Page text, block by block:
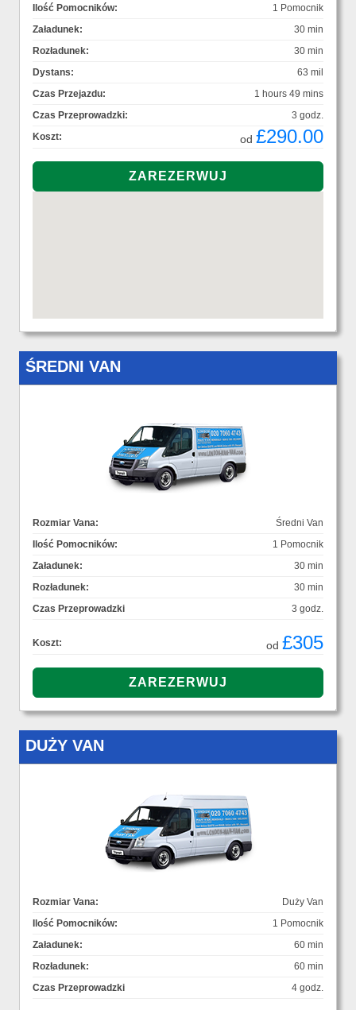
Ilość Pomocników:
1 Pomocnik
Załadunek:
30 min
Rozładunek:
30 min
Dystans:
63 mil
Czas Przejazdu:
1 hours 49 mins
Czas Przeprowadzki:
3 godz.
Koszt:
od £290.00
ŚREDNI VAN
Rozmiar Vana:
Średni Van
Ilość Pomocników:
1 Pomocnik
Załadunek:
30 min
Rozładunek:
30 min
Czas Przeprowadzki
3 godz.
Koszt: od £305
DUŻY VAN
Rozmiar Vana:
Duży Van
Ilość Pomocników:
1 Pomocnik
Załadunek:
60 min
Rozładunek:
60 min
Czas Przeprowadzki
4 godz.